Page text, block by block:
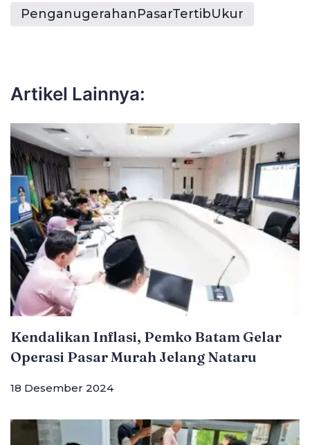
PenganugerahanPasarTertibUkur
Artikel Lainnya:
Kendalikan Inflasi, Pemko Batam Gelar
Operasi Pasar Murah Jelang Nataru
18 Desember 2024